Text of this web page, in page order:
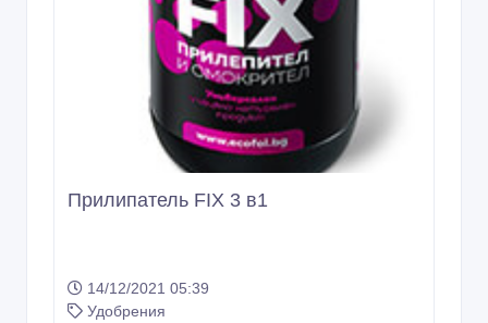
Прилипатель FIX 3 в1
14/12/2021 05:39
Удобрения